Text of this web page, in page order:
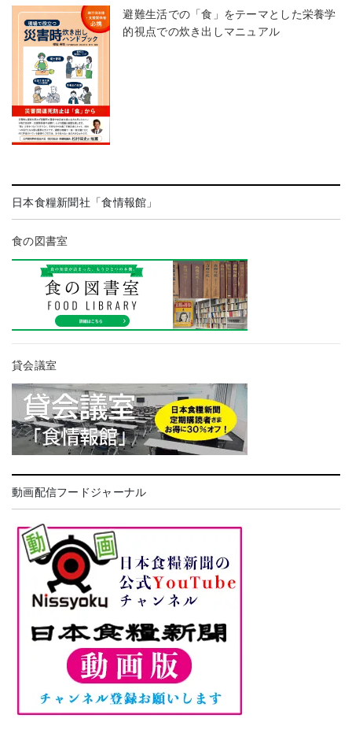
避難生活での「食」をテーマとした栄養学
的視点での炊き出しマニュアル
日本食糧新聞社「食情報館」
食の図書室
貸会議室
動画配信フードジャーナル